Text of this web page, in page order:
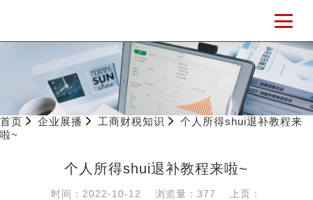
首页 企业展播 工商财税知识
个人所得shui退补教程来
啦~
个人所得shui退补教程来啦~
时间：2022-10-12 浏览量：377 上页：